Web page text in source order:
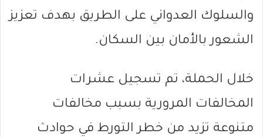
والسلوك العدواني على الطريق بهدف تعزيز
الشعور بالأمان بين السكان.
خلال الحملة، تم تسجيل عشرات
المخالفات المرورية بسبب مخالفات
متنوعة تزيد من خطر التورط في حوادث